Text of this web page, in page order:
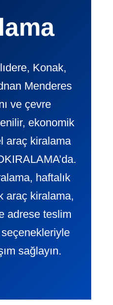
Konak,
Menderes
ve çevre
ekonomik
araç kiralama
haftalık
araç kiralama,
adrese teslim
sağlayın.